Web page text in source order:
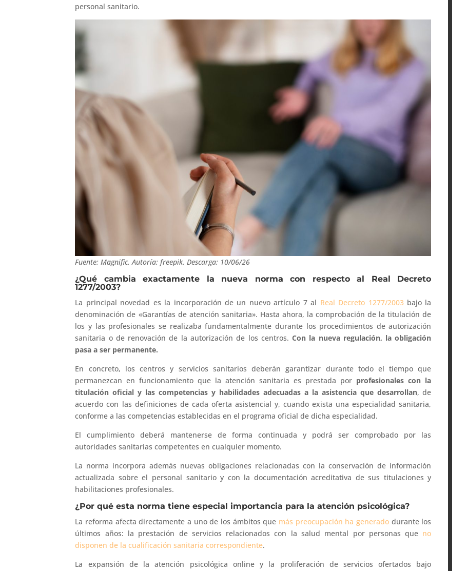
personal sanitario.
Fuente: Magnific. Autoría: freepik. Descarga: 10/06/26
¿Qué cambia exactamente la nueva norma con respecto al Real Decreto
1277/2003?
La principal novedad es la incorporación de un nuevo artículo 7 al Real Decreto 1277/2003bajo la
denominación de «Garantías de atención sanitaria». Hasta ahora, la comprobación de la titulación de
los y las profesionales se realizaba fundamentalmente durante los procedimientos de autorización
sanitaria o de renovación de la autorización de los centros.Con la nueva regulación, la obligación
pasa a ser permanente.
En concreto, los centros y servicios sanitarios deberán garantizar durante todo el tiempo que
permanezcan en funcionamiento que la atención sanitaria es prestada por profesionales con la
titulación oficial y las competencias y habilidades adecuadas a la asistencia que desarrollan, de
acuerdo con las definiciones de cada oferta asistencial y, cuando exista una especialidad sanitaria,
conforme a las competencias establecidas en el programa oficial de dicha especialidad.
El cumplimiento deberá mantenerse de forma continuada y podrá ser comprobado por las
autoridades sanitarias competentes en cualquier momento.
La norma incorpora además nuevas obligaciones relacionadas con la conservación de información
actualizada sobre el personal sanitario y con la documentación acreditativa de sus titulaciones y
habilitaciones profesionales.
¿Por qué esta norma tiene especial importancia para la atención psicológica?
La reforma afecta directamente a uno de los ámbitos que más preocupación ha generado durante los
últimos años: la prestación de servicios relacionados con la salud mental por personas que no
disponen de la cualificación sanitaria correspondiente.
La expansión de la atención psicológica online y la proliferación de servicios ofertados bajo